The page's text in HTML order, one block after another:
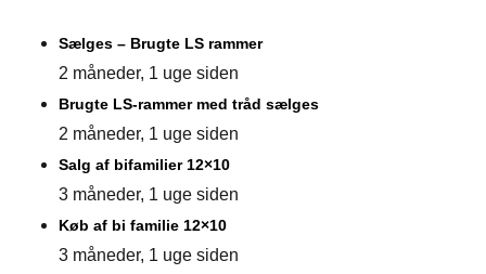
Sælges – Brugte LS rammer
2 måneder, 1 uge siden
Brugte LS-rammer med tråd sælges
2 måneder, 1 uge siden
Salg af bifamilier 12×10
3 måneder, 1 uge siden
Køb af bi familie 12×10
3 måneder, 1 uge siden